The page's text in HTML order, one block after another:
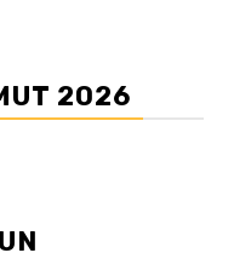
2026